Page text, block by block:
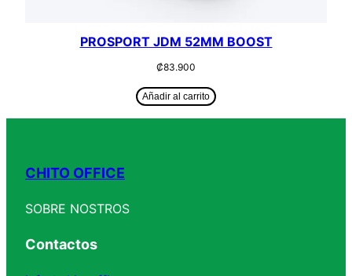
PROSPORT JDM 52MM BOOST
₡83.900
Añadir al carrito
CHITO OFFICE
SOBRE NOSTROS
Contactos